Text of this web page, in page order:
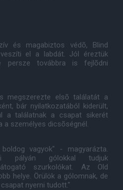
és magabiztos védõ, Blind
el a labdát. Jól éreztük
persze továbbra is fejlõdni
megszerezte elsõ találatát a
bár nyilatkozatából kiderült,
a találatnak a csapat sikerét
a személyes dicsõségnél.
vagyok" - magyarázta.
pályán gólokkal tudjuk
szurkolókat. Az Old
helye. Örülök a gólomnak, de
nyerni tudott."